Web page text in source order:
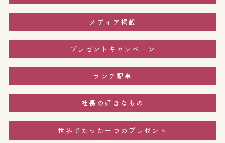
メディア掲載
プレゼントキャンペーン
ランチ記事
社長の好きなもの
世界でたった一つのプレゼント